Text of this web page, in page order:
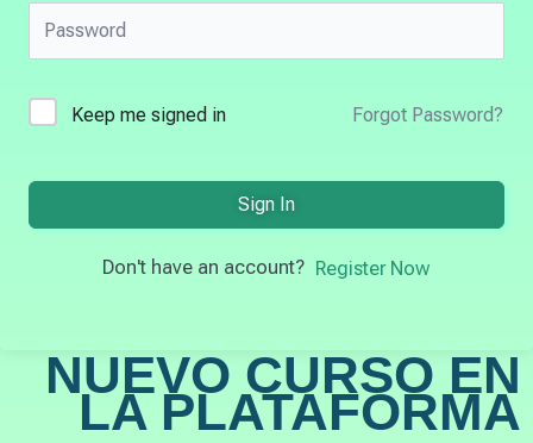
Keep me signed in Forgot Password?
Sign In
Don't have an account? Register Now
NUEVO CURSO EN
LA PLATAFORMA